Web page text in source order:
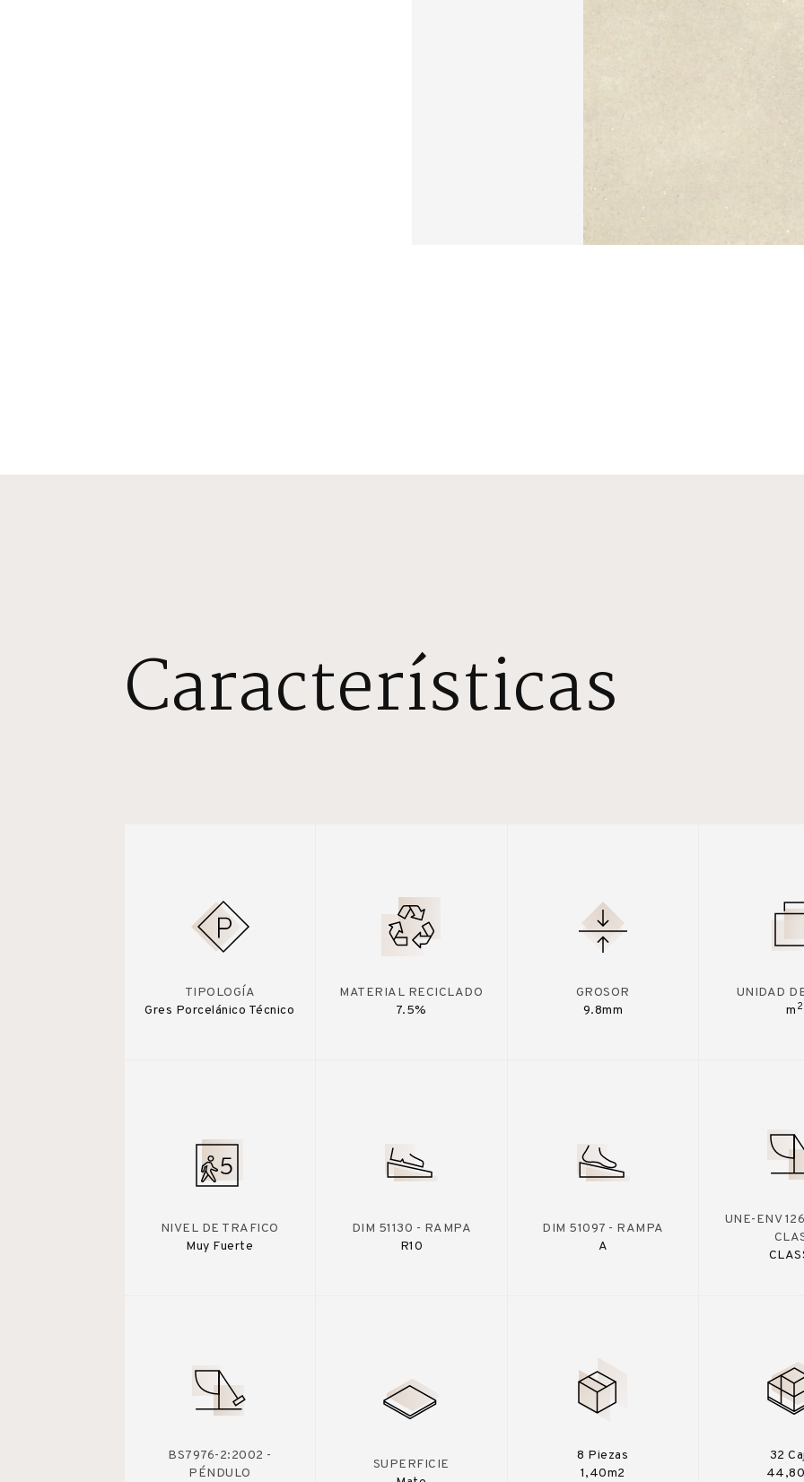
Características
TIPOLOGÍA
Gres Porcelánico Técnico
MATERIAL RECICLADO
7.5%
GROSOR
9.8mm
UNIDAD
m 2
NIVEL DE TRAFICO
Muy Fuerte
DIM 51130 - RAMPA
R10
DIM 51097 - RAMPA
A
UNE-ENV
BS7976-2:2002 -
PÉNDULO
SUPERFICIE
8 Piezas
1,40m2
32